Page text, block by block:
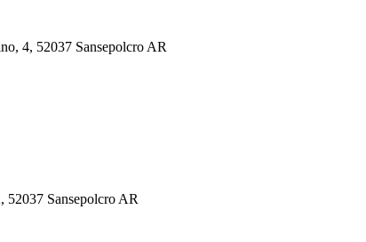
4, 52037 Sansepolcro AR
Sansepolcro AR